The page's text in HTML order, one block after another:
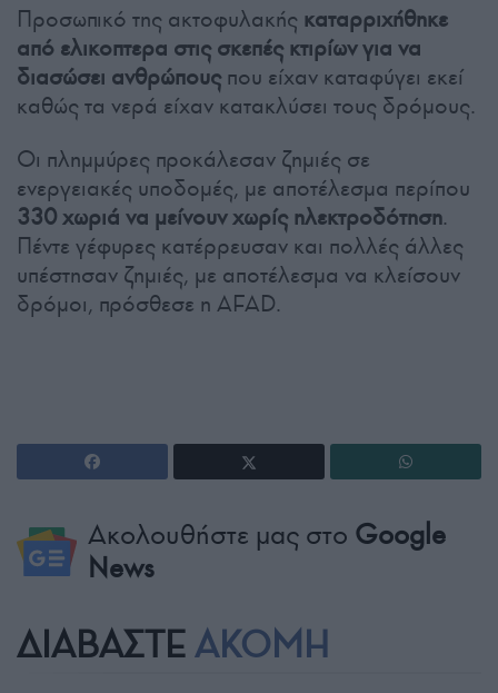
Προσωπικό της ακτοφυλακής καταρριχήθηκε
από ελικοπτερα στις σκεπές κτιρίων για να
διασώσει ανθρώπουςπου είχαν καταφύγει εκεί
καθώς τα νερά είχαν κατακλύσει τους δρόμους.
Οι πλημμύρες προκάλεσαν ζημιές σε
ενεργειακές υποδομές, με αποτέλεσμα περίπου
330 χωριά να μείνουν χωρίς ηλεκτροδότηση.
Πέντε γέφυρες κατέρρευσαν και πολλές άλλες
υπέστησαν ζημιές, με αποτέλεσμα να κλείσουν
δρόμοι, πρόσθεσε η AFAD.
Ακολουθήστε μας στο Google
News
ΔΙΑΒΑΣΤΕ ΑΚΟΜΗ